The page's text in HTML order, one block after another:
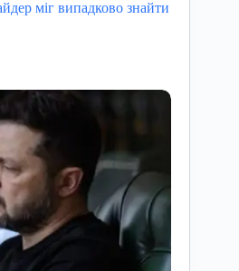
міг випадково знайти